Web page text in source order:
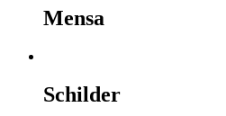
Mensa
Schilder